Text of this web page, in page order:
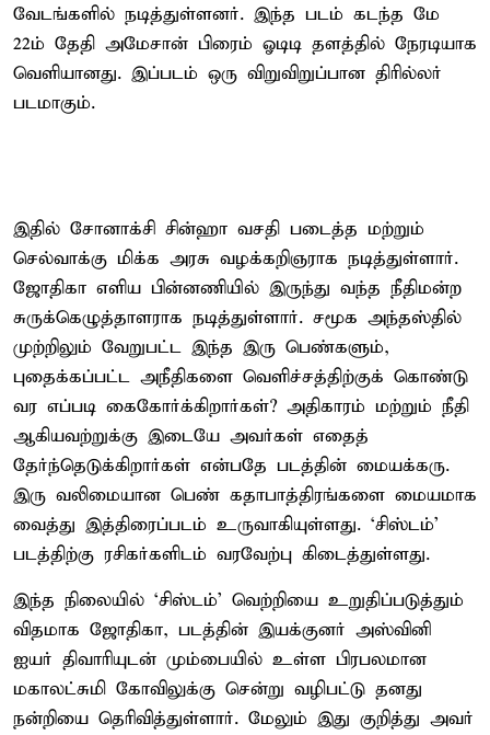
வேடங்களில் நடித்துள்ளனர். இந்த படம் கடந்த மே
22ம் தேதி அமேசான் பிரைம் ஓடிடி தளத்தில் நேரடியாக
வெளியானது. இப்படம் ஒரு விறுவிறுப்பான திரில்லர்
படமாகும்.
இதில் சோனாக்சி சின்ஹா வசதி படைத்த மற்றும்
செல்வாக்கு மிக்க அரசு வழக்கறிஞராக நடித்துள்ளார்.
ஜோதிகா எளிய பின்னணியில் இருந்து வந்த நீதிமன்ற
சுருக்கெழுத்தாளராக நடித்துள்ளார். சமூக அந்தஸ்தில்
முற்றிலும் வேறுபட்ட இந்த இரு பெண்களும்,
புதைக்கப்பட்ட அநீதிகளை வெளிச்சத்திற்குக் கொண்டு
வர எப்படி கைகோர்க்கிறார்கள்? அதிகாரம் மற்றும் நீதி
ஆகியவற்றுக்கு இடையே அவர்கள் எதைத்
தேர்ந்தெடுக்கிறார்கள் என்பதே படத்தின் மையக்கரு.
இரு வலிமையான பெண் கதாபாத்திரங்களை மையமாக
வைத்து இத்திரைப்படம் உருவாகியுள்ளது. ‘சிஸ்டம்’
படத்திற்கு ரசிகர்களிடம் வரவேற்பு கிடைத்துள்ளது.
இந்த நிலையில் ‘சிஸ்டம்’ வெற்றியை உறுதிப்படுத்தும்
விதமாக ஜோதிகா, படத்தின் இயக்குனர் அஸ்வினி
ஐயர் திவாரியுடன் மும்பையில் உள்ள பிரபலமான
மகாலட்சுமி கோவிலுக்கு சென்று வழிபட்டு தனது
நன்றியை தெரிவித்துள்ளார். மேலும் இது குறித்து அவர்